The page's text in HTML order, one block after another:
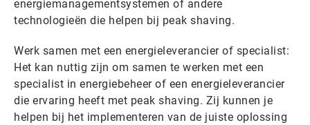
energiemanagementsystemen of andere
technologieën die helpen bij peak shaving.
Werk samen met een energieleverancier of specialist:
Het kan nuttig zijn om samen te werken met een
specialist in energiebeheer of een energieleverancier
die ervaring heeft met peak shaving. Zij kunnen je
helpen bij het implementeren van de juiste oplossing